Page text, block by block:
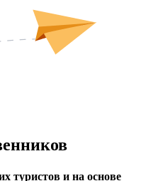
туристов и на основе